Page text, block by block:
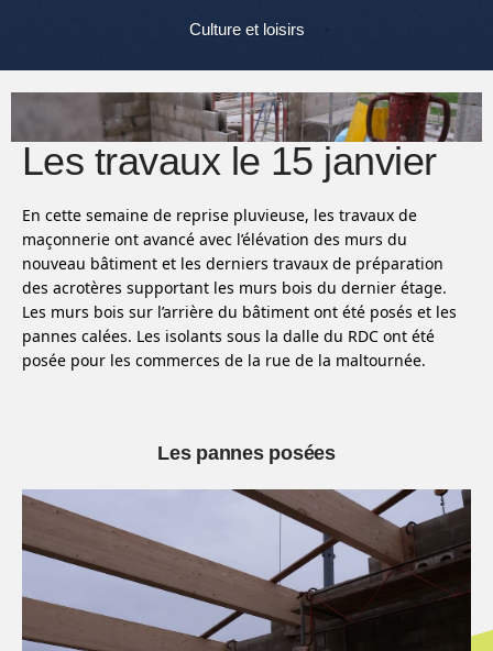
Culture et loisirs
Les travaux le 15 janvier
En cette semaine de reprise pluvieuse, les travaux de
maçonnerie ont avancé avec l’élévation des murs du
nouveau bâtiment et les derniers travaux de préparation
des acrotères supportant les murs bois du dernier étage.
Les murs bois sur l’arrière du bâtiment ont été posés et les
pannes calées. Les isolants sous la dalle du RDC ont été
posée pour les commerces de la rue de la maltournée.
Les pannes posées